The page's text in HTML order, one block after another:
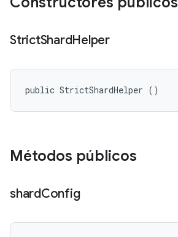
StrictShardHelper
public StrictShardHelper ()
Métodos públicos
shardConfig